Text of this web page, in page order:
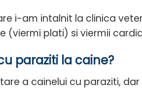
i-am intalnit la clinica
(viermi plati) si viermii
paraziti la caine?
a cainelui cu paraziti,